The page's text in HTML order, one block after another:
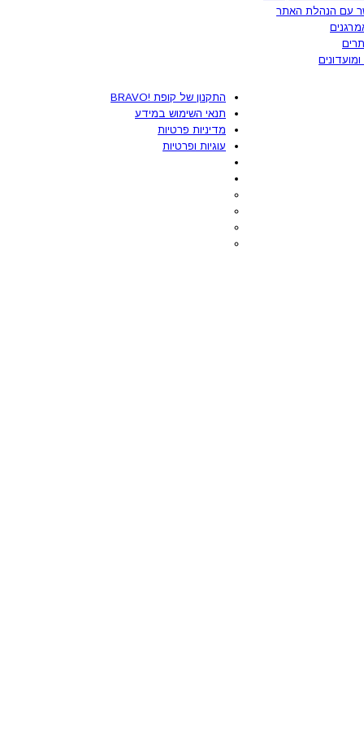
עם הנהלת האתר
התקנון של קופת !BRAVO
תנאי השימוש במידע
מדיניות פרטיות
עוגיות ופרטיות